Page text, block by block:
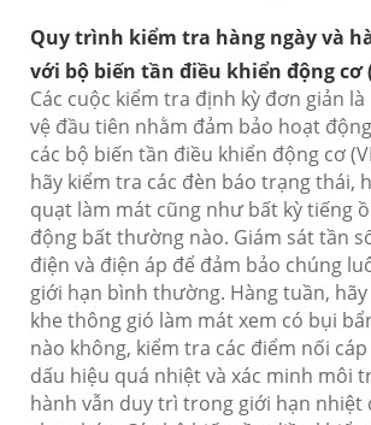
Quy trình kiểm tra hàng ngày và
với bộ biến tần điều khiển động cơ
Các cuộc kiểm tra định kỳ đơn giản
vệ đầu tiên nhằm đảm bảo hoạt
các bộ biến tần điều khiển động cơ
hãy kiểm tra các đèn báo trạng thái,
quạt làm mát cũng như bất kỳ tiếng
động bất thường nào. Giám sát tần
điện và điện áp để đảm bảo chúng
giới hạn bình thường. Hàng tuần,
khe thông gió làm mát xem có bụi
nào không, kiểm tra các điểm nối
dấu hiệu quá nhiệt và xác minh môi
hành vẫn duy trì trong giới hạn nhiệt